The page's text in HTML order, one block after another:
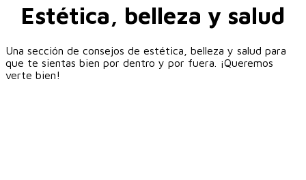
Estética, belleza y salud
Una sección de consejos de estética, belleza y salud para
que te sientas bien por dentro y por fuera. ¡Queremos
verte bien!